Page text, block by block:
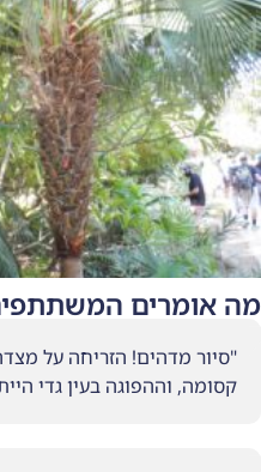
המשתתפים?
הזריחה על מצדה הייתה
בעין גדי הייתה מושלמת."